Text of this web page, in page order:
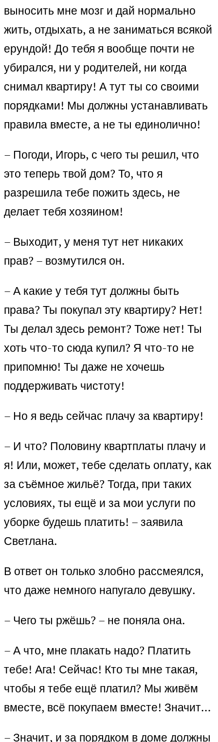
выносить мне мозг и дай нормально
жить, отдыхать, а не заниматься всякой
ерундой! До тебя я вообще почти не
убирался, ни у родителей, ни когда
снимал квартиру! А тут ты со своими
порядками! Мы должны устанавливать
правила вместе, а не ты единолично!
– Погоди, Игорь, с чего ты решил, что
это теперь твой дом? То, что я
разрешила тебе пожить здесь, не
делает тебя хозяином!
– Выходит, у меня тут нет никаких
прав? – возмутился он.
– А какие у тебя тут должны быть
права? Ты покупал эту квартиру? Нет!
Ты делал здесь ремонт? Тоже нет! Ты
хоть что-то сюда купил? Я что-то не
припомню! Ты даже не хочешь
поддерживать чистоту!
– Но я ведь сейчас плачу за квартиру!
– И что? Половину квартплаты плачу и
я! Или, может, тебе сделать оплату, как
за съёмное жильё? Тогда, при таких
условиях, ты ещё и за мои услуги по
уборке будешь платить! – заявила
Светлана.
В ответ он только злобно рассмеялся,
что даже немного напугало девушку.
– Чего ты ржёшь? – не поняла она.
– А что, мне плакать надо? Платить
тебе! Ага! Сейчас! Кто ты мне такая,
чтобы я тебе ещё платил? Мы живём
вместе, всё покупаем вместе! Значит…
– Значит, и за порядком в доме должны